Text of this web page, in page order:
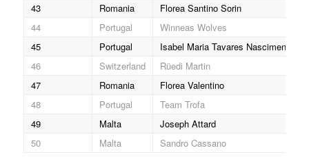
43
Romania
Florea Santino Sorin
44
Portugal
Winneas Wolves
45
Portugal
Isabel Maria Tavares Nascimento
46
Switzerland
Rüedi Martin
47
Romania
Florea Valentino
48
Portugal
Team Trofa
49
Malta
Joseph Attard
50
Malta Sandro Cassano